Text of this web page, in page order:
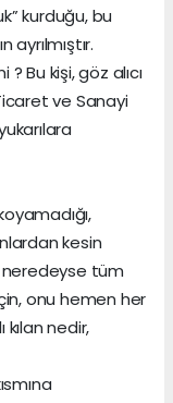
kurduğu, bu
Bu kişi, göz alıcı
ve Sanayi
kesin
neredeyse tüm
onu hemen her
nedir,